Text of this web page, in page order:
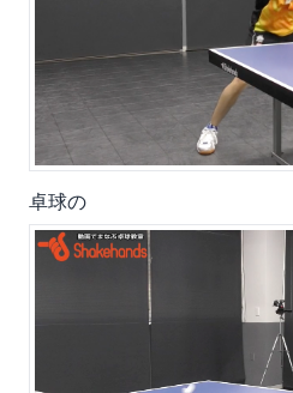
卓球の